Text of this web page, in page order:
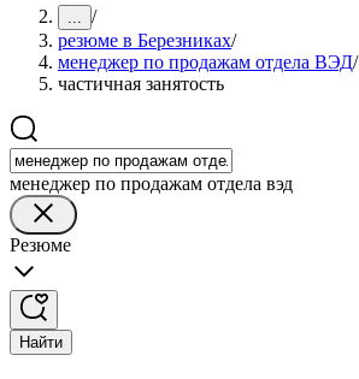
... /
резюме в Березниках/
менеджер по продажам отдела ВЭД/
частичная занятость
менеджер по продажам отдела вэд
Резюме
Найти